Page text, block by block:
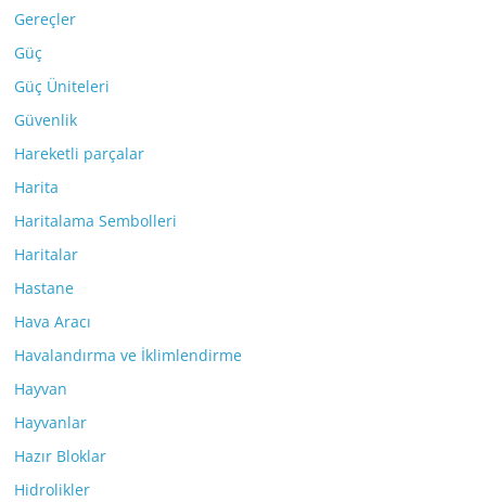
Gereçler
Güç
Güç Üniteleri
Güvenlik
Hareketli parçalar
Harita
Haritalama Sembolleri
Haritalar
Hastane
Hava Aracı
Havalandırma ve İklimlendirme
Hayvan
Hayvanlar
Hazır Bloklar
Hidrolikler